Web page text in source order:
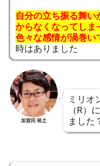
自分の立ち振る舞い
からなくなってしま
色々な感情が渦巻い
時はありました
加賀田 裕之
ミリオ
（R）
ました